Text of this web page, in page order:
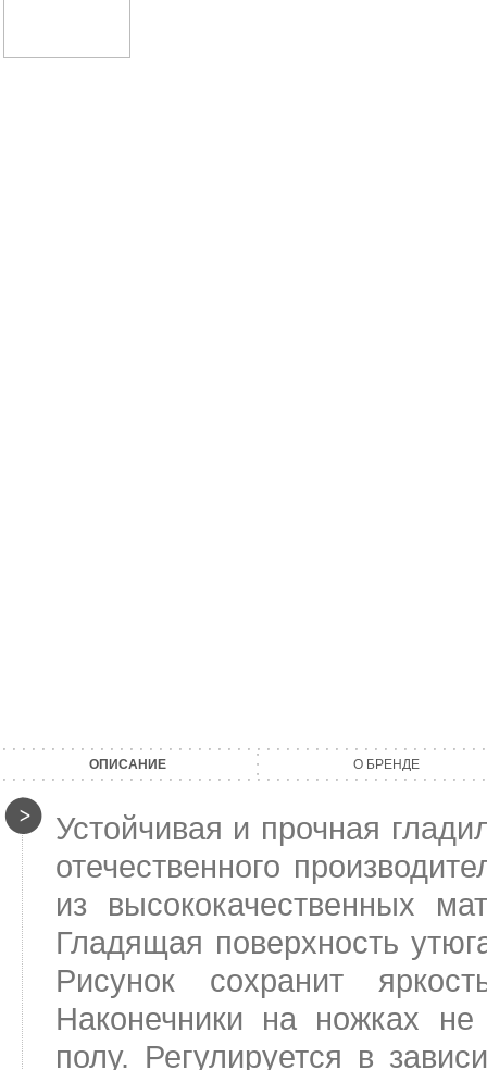
ОПИСАНИЕ О БРЕНДЕ
Устойчивая и прочная
отечественного
из высококачественных
Гладящая поверхность
Рисунок сохранит
Наконечники на ножках не
полу. Регулируется в